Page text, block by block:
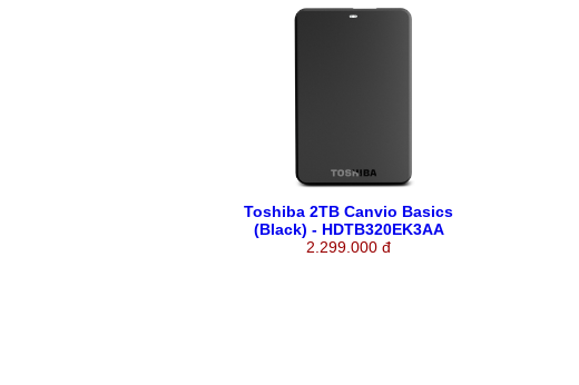
Toshiba 2TB Canvio Basics
(Black) - HDTB320EK3AA
2.299.000 đ